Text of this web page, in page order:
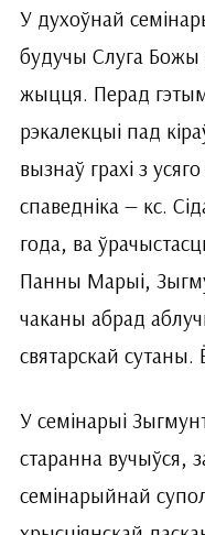
У духоўнай
будучы Слуга Божы
жыцця. Перад
рэкалекцыі пад
вызнаў грахі з
спаведніка — кс.
года, ва
Панны Марыі,
чаканы абрад
святарскай
У семінарыі
старанна вучыўся,
семінарыйнай